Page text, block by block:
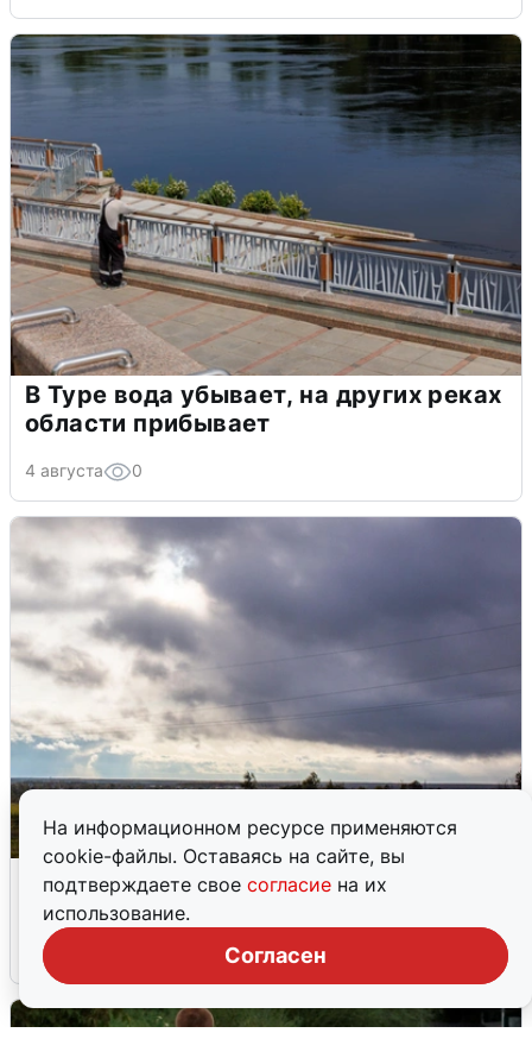
На информационном ресурсе применяются
cookie-файлы. Оставаясь на сайте, вы
подтверждаете свое согласие на их
использование.
Согласен
В Туре вода убывает, на других реках
области прибывает
4 августа 0
Над ХМАО впервые сбили
беспилотники
3 августа